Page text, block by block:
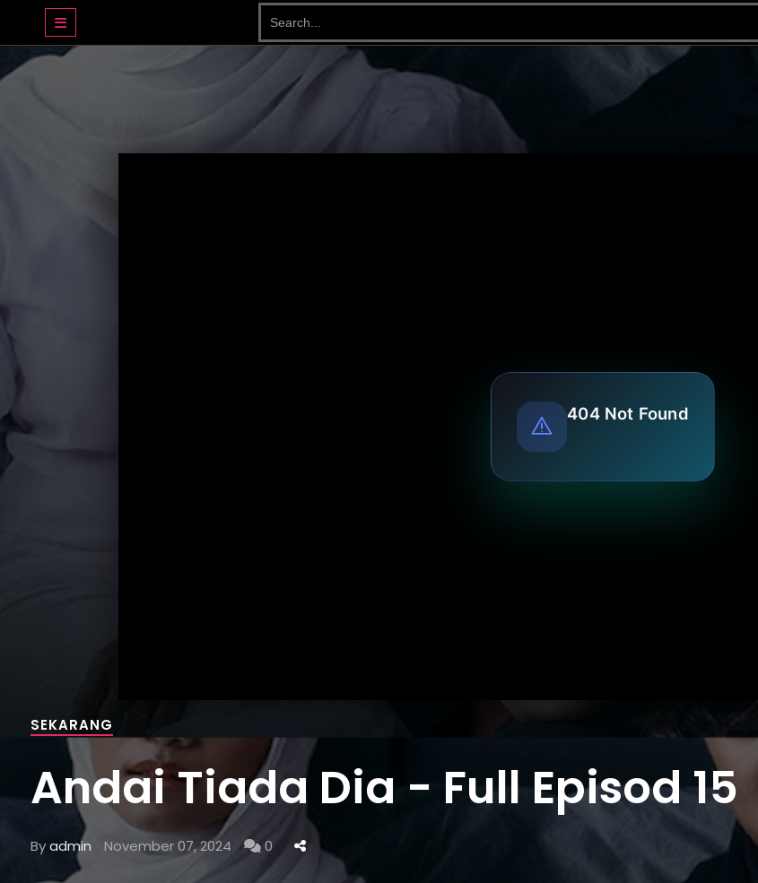
SEKARANG
Andai Tiada Dia - Full Episod 15
Byadmin November 07, 2024 0